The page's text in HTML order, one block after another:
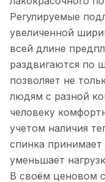
Регулируемые
увеличенной
всей длине
раздвигаются по
позволяет не
людям с разной
человеку
учетом наличия
спинка
уменьшает
В своём ценовом